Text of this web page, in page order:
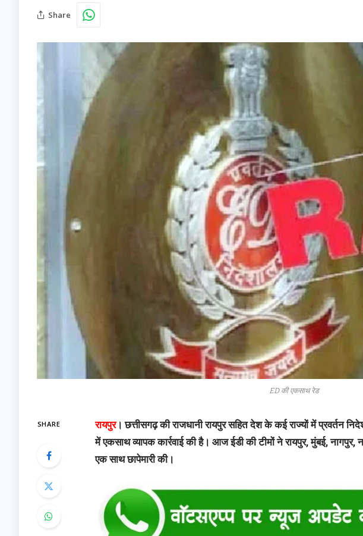
Share
ED की एकसाथ रेड
SHARE रायपुर। छत्तीसगढ़ की राजधानी रायपुर सहित देश के कई राज्यों में प्रवर्तन
में एकसाथ व्यापक कार्रवाई की है। आज ईडी की टीमों ने रायपुर, मुंबई,
एक साथ छापेमारी की।